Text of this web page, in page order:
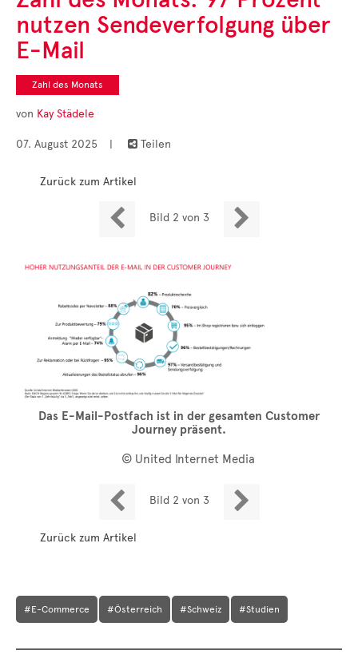
Cases
• Themen-Serien
• Kurzinterviews
nutzen Sendeverfolgung über
E-Mail
Zahl des Monats
von Kay Städele
07. August 2025 |  Teilen
Zurück zum Artikel
 Bild 2 von 3 
Das E-Mail-Postfach ist in der gesamten Customer
Journey präsent.
© United Internet Media
 Bild 2 von 3 
Zurück zum Artikel
#E-Commerce #Österreich #Schweiz #Studien